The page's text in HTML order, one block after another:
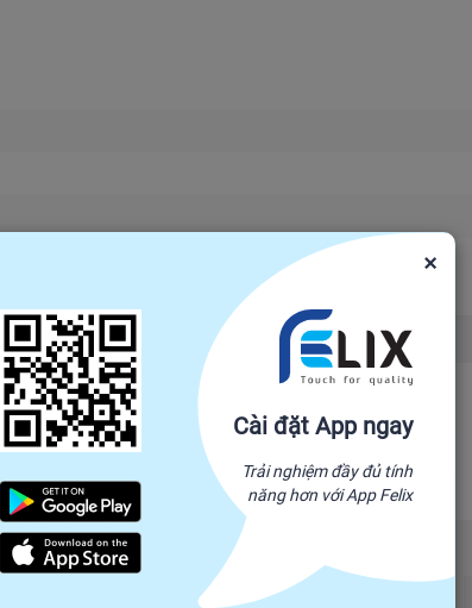
câu trả lời sẽ được hiển thị tại đây.
×
Cài đặt App ngay
Trải nghiệm đầy đủ tính
năng hơn với App Felix